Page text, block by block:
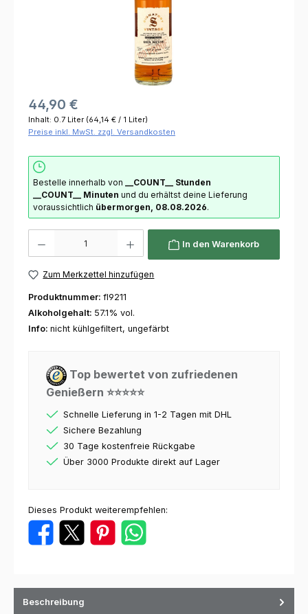
44,90 €
Inhalt: 0.7 Liter (64,14 € / 1 Liter)
Preise inkl. MwSt. zzgl. Versandkosten
Bestelle innerhalb von
__COUNT__ Stunden
__COUNT__ Minuten und du erhältst deine Lieferung
voraussichtlich übermorgen, 08.08.2026.
In den Warenkorb
Zum Merkzettel hinzufügen
Produktnummer: fl9211
Alkoholgehalt: 57.1% vol.
Info: nicht kühlgefiltert, ungefärbt
Top bewertet von zufriedenen
Genießern ⭐⭐⭐⭐⭐
Schnelle Lieferung in 1-2 Tagen mit DHL
Sichere Bezahlung
30 Tage kostenfreie Rückgabe
Über 3000 Produkte direkt auf Lager
Dieses Produkt weiterempfehlen:
Beschreibung